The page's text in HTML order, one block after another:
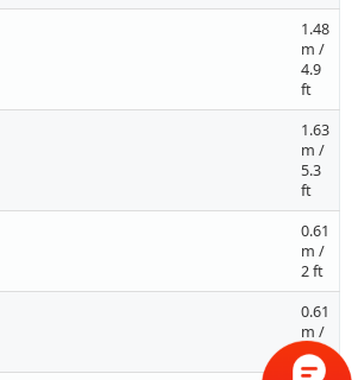
1.48
m /
4.9
ft
1.63
m /
5.3
ft
0.61
m /
2 ft
0.61
m /
2 ft